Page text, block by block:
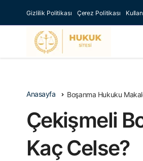
Gizlilik Politikası Çerez Politikası
Anasayfa Boşanma Hukuku
Çekişmeli
Kaç Celse?